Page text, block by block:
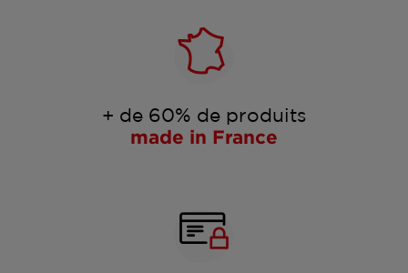
+ de 60% de produits
made in France